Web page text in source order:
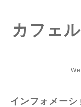
カフェ
インフォメーシ